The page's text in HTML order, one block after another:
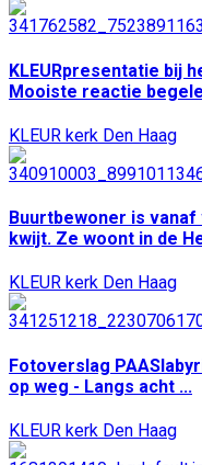
KLEURpresentatie bij
Mooiste reactie
KLEUR kerk Den Haag
Buurtbewoner is
kwijt. Ze woont in de
KLEUR kerk Den Haag
Fotoverslag
op weg - Langs acht ...
KLEUR kerk Den Haag